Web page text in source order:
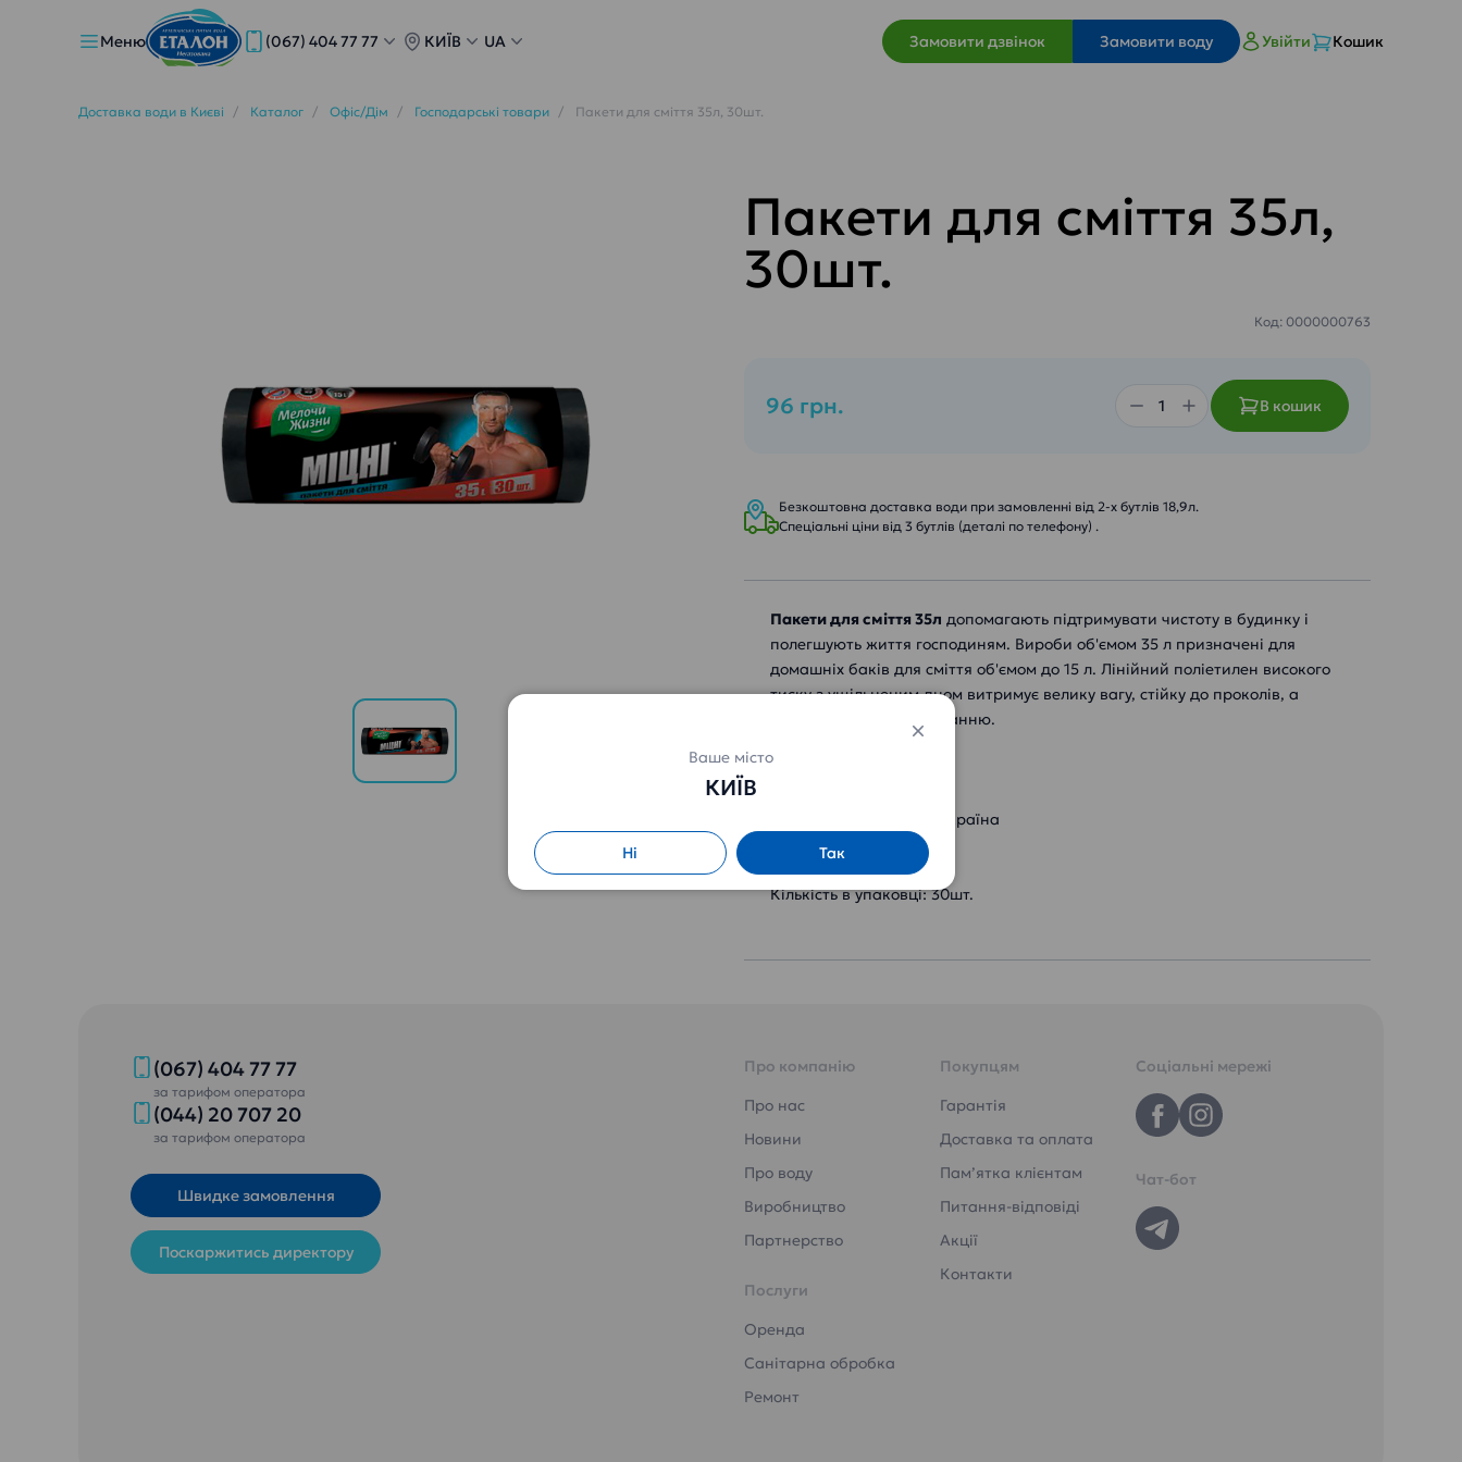
Меню (067) 404 77 77 КИЇВ UA Замовити дзвінок Замовити воду Увійти Кошик
Доставка води в Києві Каталог Офіс/Дім Господарські товари Пакети для сміття 35л, 30шт.
Пакети для сміття 35л,
30шт.
Код: 0000000763
96 грн. В кошик
Безкоштовна доставка води при замовленні від 2-х бутлів 18,9л.
Спеціальні ціни від 3 бутлів (деталі по телефону) .
Пакети для сміття 35л допомагають підтримувати чистоту в будинку і
полегшують життя господиням. Вироби об'ємом 35 л призначені для
домашніх баків для сміття об'ємом до 15 л. Лінійний поліетилен високого
тиску з ущільненим дном витримує велику вагу, стійку до проколів, а
також запобігає протіканню.
Характеристики
Країна виробництва: Україна
Вид: Пакети для сміття
Кількість в упаковці: 30шт.
(067) 404 77 77
за тарифом оператора
(044) 20 707 20
за тарифом оператора
Швидке замовлення
Поскаржитись директору
Про компанію
Про нас
Новини
Про воду
Виробництво
Партнерство
Послуги
Оренда
Санітарна обробка
Ремонт
Покупцям
Гарантія
Доставка та оплата
Пам’ятка клієнтам
Питання-відповіді
Акції
Контакти
Соціальні мережі
Чат-бот
Ваше місто
КИЇВ
Ні Так